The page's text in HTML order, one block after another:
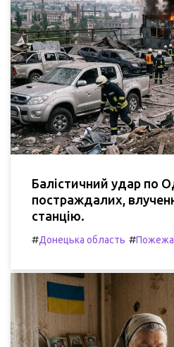
Балістичний удар по
постраждалих,
станцію.
#Донецька область #Пожежа